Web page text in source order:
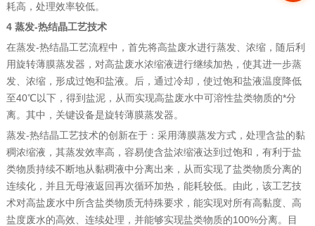
耗高，处理效率较低。
4 蒸发-热结晶工艺技术
在蒸发-热结晶工艺流程中，首先将高盐废水进行蒸发、浓缩，随后利
用旋转薄膜蒸发器，对高盐废水浓缩液进行继续加热，使其进一步蒸
发、浓缩，形成过饱和盐液。后，通过冷却，使过饱和盐液温度降低
至40℃以下，得到盐泥，从而实现高盐废水中可溶性盐类物质的*分
离。其中，关键设备是旋转薄膜蒸发器。
蒸发-热结晶工艺技术的创新在于：采用薄膜蒸发方式，处理含盐的黏
稠浓缩液，其蒸发效率高，容易使含盐浓缩液达到过饱和，有利于盐
类物质持续不断地从黏稠液中分离出来，从而实现了盐类物质分离的
连续化，并且无母液返回再次循环加热，能耗较低。由此，该工艺技
术对高盐废水中所含盐类物质无特殊要求，能实现对所有高黏度、高
盐度废水的高效、连续处理，并能够实现盐类物质的100%分离。目